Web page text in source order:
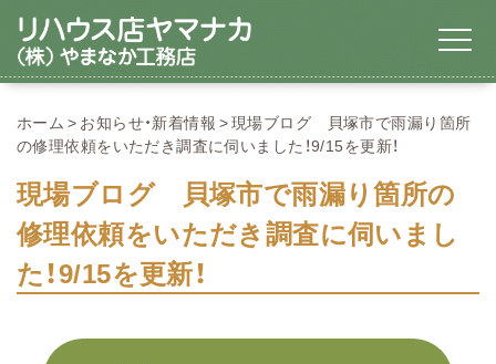
ホーム お知らせ・新着情報
現場ブログ 貝塚市で雨漏り箇所
の修理依頼をいただき調査に伺いました！9/15を更新！
現場ブログ 貝塚市で雨漏り箇所の
修理依頼をいただき調査に伺いまし
た！9/15を更新！